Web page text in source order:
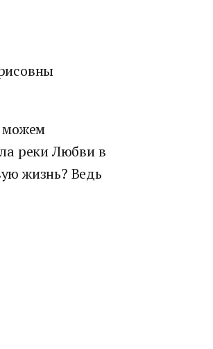
можем
реки Любви в
жизнь? Ведь